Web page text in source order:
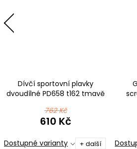
Dívčí sportovní plavky
dvoudílné PD658 t162 tmavě
762 Kč
610 Kč
Dostupné varianty + další